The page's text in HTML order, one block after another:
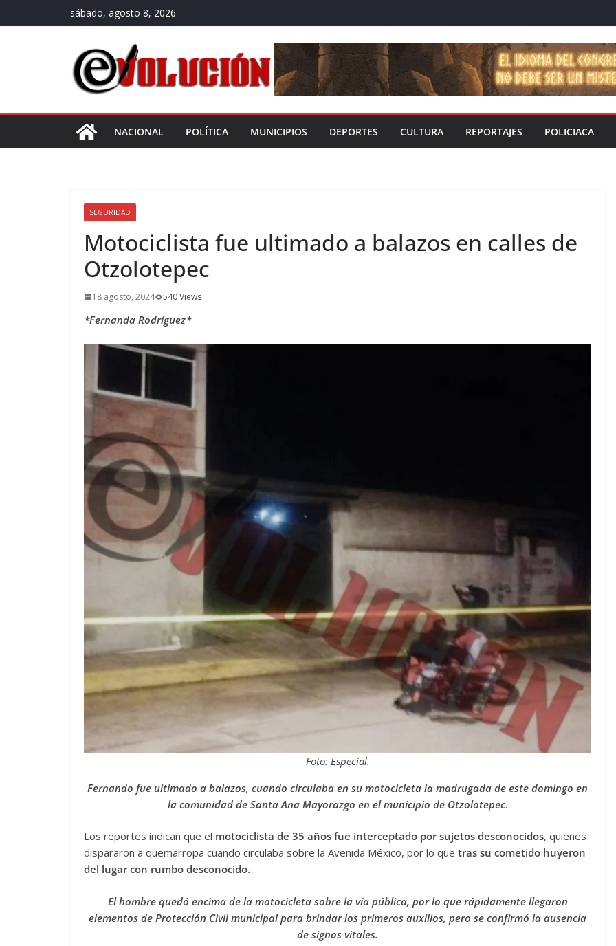
al
sábado, agosto 8, 2026
NACIONAL POLÍTICA MUNICIPIOS DEPORTES CULTURA REPORTAJES POLICIACA
SEGURIDAD
Motociclista fue ultimado a balazos en calles de
Otzolotepec
18 agosto, 2024 540 Views
*Fernanda Rodríguez*
Foto: Especial.
Fernando fue ultimado a balazos, cuando circulaba en su motocicleta la madrugada de este domingo en
la comunidad de Santa Ana Mayorazgo en el municipio de Otzolotepec.
Los reportes indican que el motociclista de 35 años fue interceptado por sujetos desconocidos, quienes
dispararon a quemarropa cuando circulaba sobre la Avenida México, por lo que tras su cometido huyeron
del lugar con rumbo desconocido.
El hombre quedó encima de la motocicleta sobre la vía pública, por lo que rápidamente llegaron
elementos de Protección Civil municipal para brindar los primeros auxilios, pero se confirmó la ausencia
de signos vitales.